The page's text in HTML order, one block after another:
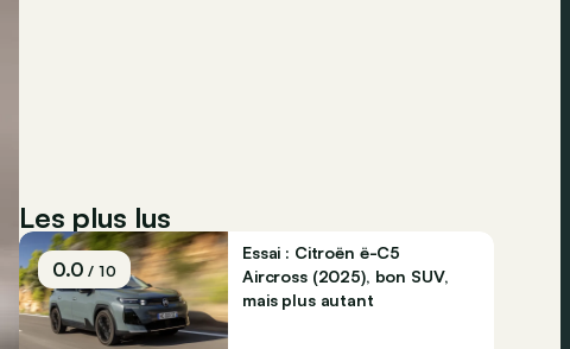
Les plus lus
0.0/ 10
Essai : Citroën ë-C5
Aircross (2025), bon SUV,
mais plus autant